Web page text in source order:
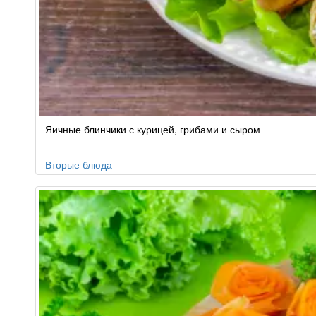
Яичные блинчики с курицей, грибами и сыром
Вторые блюда